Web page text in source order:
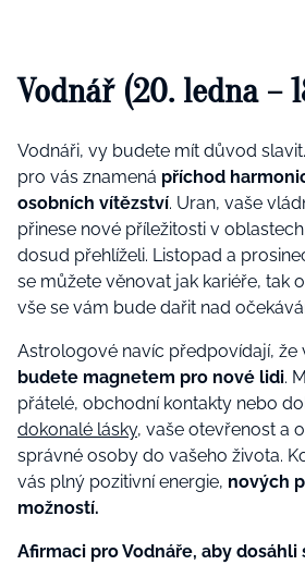
Vodnář (20. ledna –
Vodnáři, vy budete mít důvod
pro vás znamená příchod
osobních vítězství. Uran, vaše
přinese nové příležitosti v
dosud přehlíželi. Listopad a
se můžete věnovat jak kariéře, tak
vše se vám bude dařit nad
Astrologové navíc předpovídají, že
budete magnetem pro nové lidi.
přátelé, obchodní kontakty nebo
dokonalé lásky, vaše otevřenost a
správné osoby do vašeho života.
vás plný pozitivní energie, nových
možností.
Afirmaci pro Vodnáře, aby dosáhli